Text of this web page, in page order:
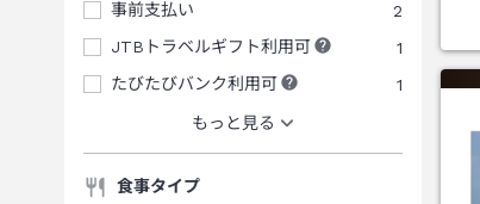
事前支払い
2
JTBトラベルギフト利用可
1
たびたびバンク利用可
1
もっと見る
食事タイプ